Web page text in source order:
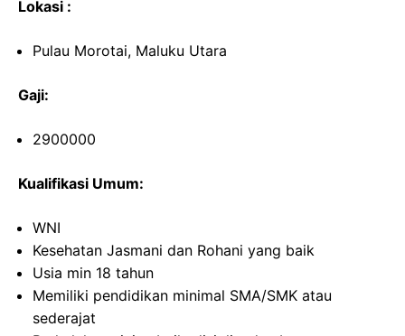
Lokasi :
Pulau Morotai, Maluku Utara
Gaji:
2900000
Kualifikasi Umum:
WNI
Kesehatan Jasmani dan Rohani yang baik
Usia min 18 tahun
Memiliki pendidikan minimal SMA/SMK atau
sederajat